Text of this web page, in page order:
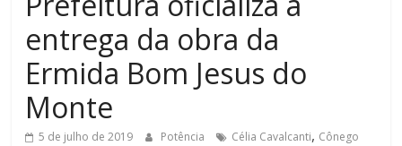
entrega da obra da
Ermida Bom Jesus do
Monte
5 de julho de 2019 Potência Célia Cavalcanti, Cônego